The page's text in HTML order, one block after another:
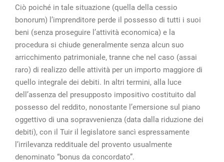
Ciò poiché in tale situazione (quella della cessio
bonorum) l’imprenditore perde il possesso di tutti i suoi
beni (senza proseguire l’attività economica) e la
procedura si chiude generalmente senza alcun suo
arricchimento patrimoniale, tranne che nel caso (assai
raro) di realizzo delle attività per un importo maggiore di
quello integrale dei debiti. In altri termini, alla luce
dell’assenza del presupposto impositivo costituito dal
possesso del reddito, nonostante l’emersione sul piano
oggettivo di una sopravvenienza (data dalla riduzione dei
debiti), con il Tuir il legislatore sancì espressamente
l’irrilevanza reddituale del provento usualmente
denominato “bonus da concordato”.